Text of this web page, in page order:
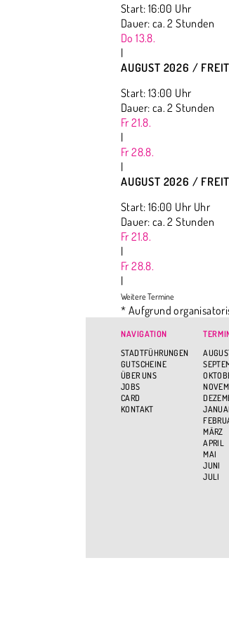
Start: 16:00 Uhr
Dauer: ca. 2 Stunden
Do 13.8.
|
AUGUST 2026 /
Start: 13:00 Uhr
Dauer: ca. 2 Stunden
Fr 21.8.
|
Fr 28.8.
|
AUGUST 2026 /
Start: 16:00 Uhr Uhr
Dauer: ca. 2 Stunden
Fr 21.8.
|
Fr 28.8.
|
* Aufgrund
NAVIGATION
STADTFÜHRUNGEN
GUTSCHEINE
ÜBER UNS
JOBS
CARD
KONTAKT
MÄRZ
APRIL
MAI
JUNI
JULI